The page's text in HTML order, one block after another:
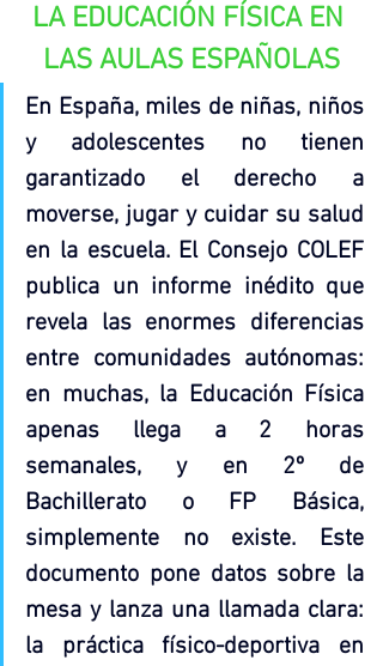
LA EDUCACIÓN FÍSICA EN
LAS AULAS ESPAÑOLAS
En España, miles de niñas, niños
y adolescentes no tienen
garantizado el derecho a
moverse, jugar y cuidar su salud
en la escuela. El Consejo COLEF
publica un informe inédito que
revela las enormes diferencias
entre comunidades autónomas:
en muchas, la Educación Física
apenas llega a 2 horas
semanales, y en 2º de
Bachillerato o FP Básica,
simplemente no existe. Este
documento pone datos sobre la
mesa y lanza una llamada clara:
la práctica físico-deportiva en